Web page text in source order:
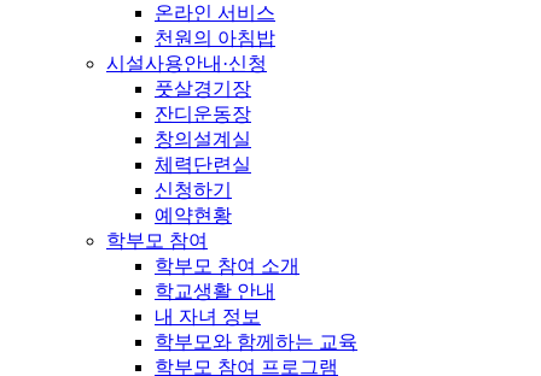
온라인 서비스
천원의 아침밥
시설사용안내·신청
풋살경기장
잔디운동장
창의설계실
체력단련실
신청하기
예약현황
학부모 참여
학부모 참여 소개
학교생활 안내
내 자녀 정보
학부모와 함께하는 교육
학부모 참여 프로그램